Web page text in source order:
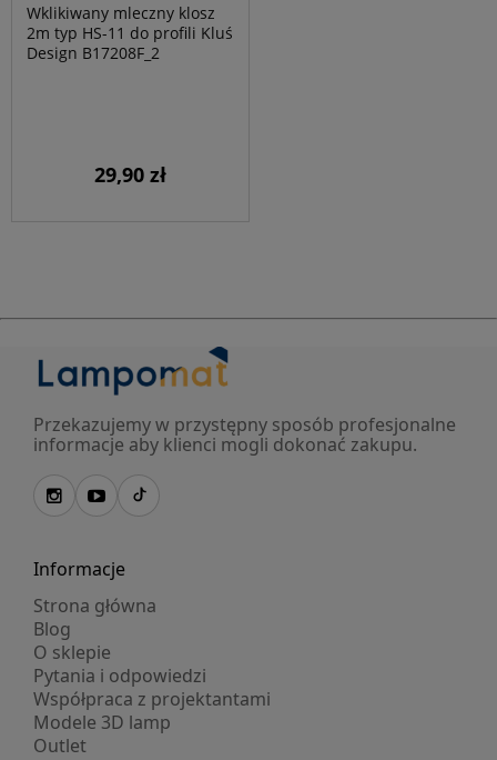
Wklikiwany mleczny klosz
2m typ HS-11 do profili Kluś
Design B17208F_2
29,90 zł
Przekazujemy w przystępny sposób profesjonalne
informacje aby klienci mogli dokonać zakupu.
Informacje
Strona główna
Blog
O sklepie
Pytania i odpowiedzi
Współpraca z projektantami
Modele 3D lamp
Outlet